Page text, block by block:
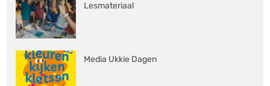
Lesmateriaal
Media Ukkie Dagen